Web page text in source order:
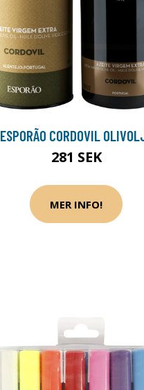
ESPORÃO CORDOVIL
281 SEK
MER INFO!